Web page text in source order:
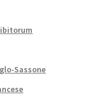
Sassone